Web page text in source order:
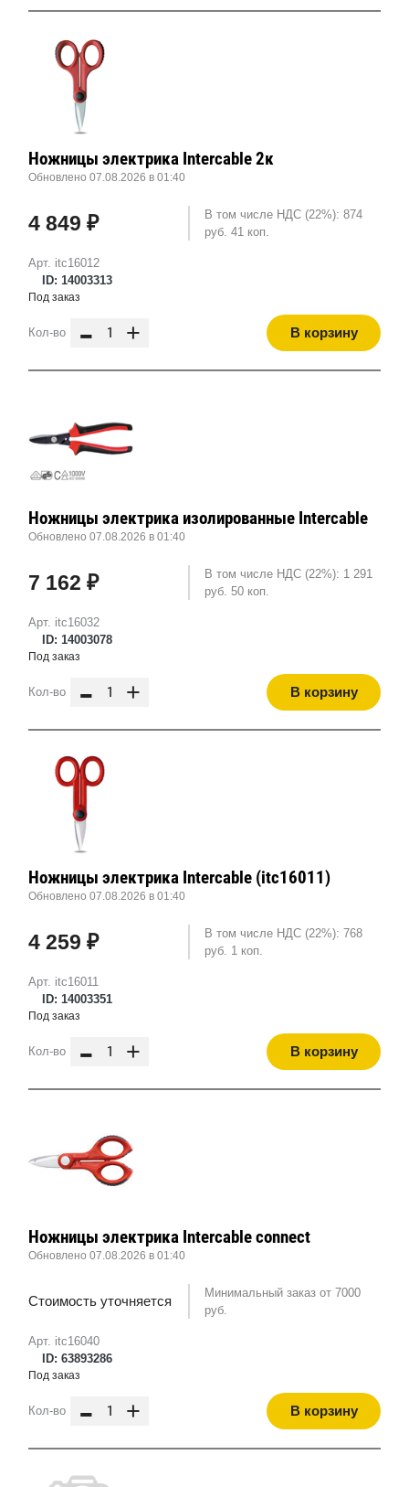
Арт. itc16012
ID: 14003313
Ножницы электрика Intercable 2к
Обновлено 07.08.2026 в 01:40
4 849 ₽
В том числе НДС (22%): 874
руб. 41 коп.
Под заказ
Кол-во - + В корзину
Арт. itc16032
ID: 14003078
Ножницы электрика изолированные Intercable
Обновлено 07.08.2026 в 01:40
7 162 ₽
В том числе НДС (22%): 1 291
руб. 50 коп.
Под заказ
Кол-во - + В корзину
Арт. itc16011
ID: 14003351
Ножницы электрика Intercable (itc16011)
Обновлено 07.08.2026 в 01:40
4 259 ₽
В том числе НДС (22%): 768
руб. 1 коп.
Под заказ
Кол-во - + В корзину
Арт. itc16040
ID: 63893286
Ножницы электрика Intercable connect
Обновлено 07.08.2026 в 01:40
Стоимость уточняется
Минимальный заказ от 7000
руб.
Под заказ
Кол-во - + В корзину